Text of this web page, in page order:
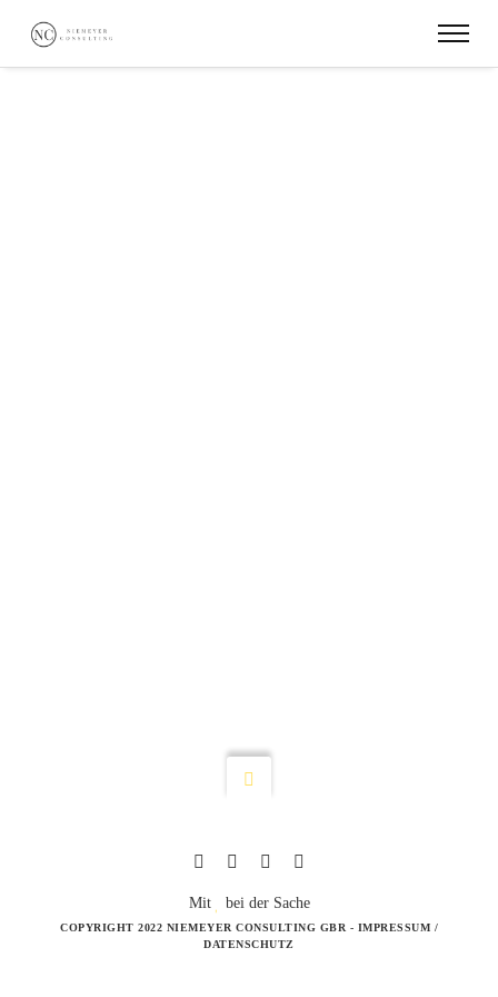
Mit bei der Sache
COPYRIGHT 2022 NIEMEYER CONSULTING GBR - IMPRESSUM /
DATENSCHUTZ